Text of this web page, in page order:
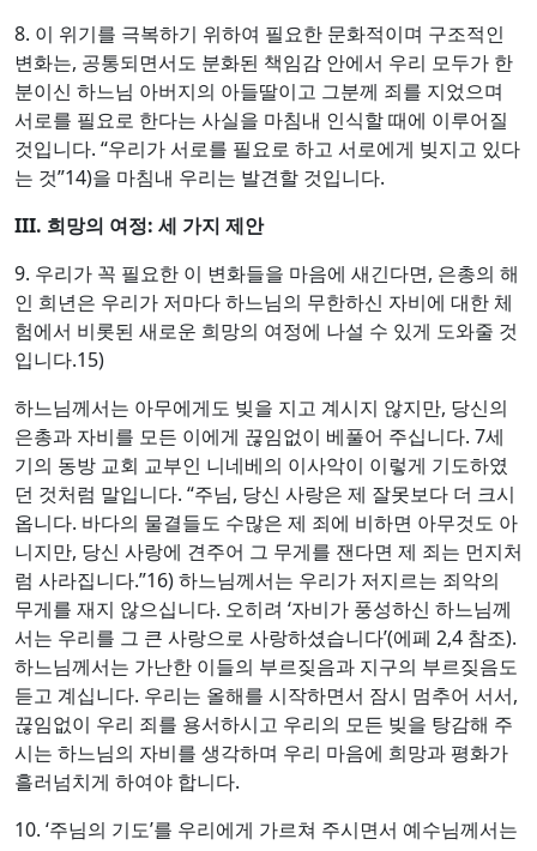
8. 이 위기를 극복하기 위하여 필요한 문화적이며 구조적인
변화는, 공통되면서도 분화된 책임감 안에서 우리 모두가 한
분이신 하느님 아버지의 아들딸이고 그분께 죄를 지었으며
서로를 필요로 한다는 사실을 마침내 인식할 때에 이루어질
것입니다. “우리가 서로를 필요로 하고 서로에게 빚지고 있다
는 것”14)을 마침내 우리는 발견할 것입니다.
III. 희망의 여정: 세 가지 제안
9. 우리가 꼭 필요한 이 변화들을 마음에 새긴다면, 은총의 해
인 희년은 우리가 저마다 하느님의 무한하신 자비에 대한 체
험에서 비롯된 새로운 희망의 여정에 나설 수 있게 도와줄 것
입니다.15)
하느님께서는 아무에게도 빚을 지고 계시지 않지만, 당신의
은총과 자비를 모든 이에게 끊임없이 베풀어 주십니다. 7세
기의 동방 교회 교부인 니네베의 이사악이 이렇게 기도하였
던 것처럼 말입니다. “주님, 당신 사랑은 제 잘못보다 더 크시
옵니다. 바다의 물결들도 수많은 제 죄에 비하면 아무것도 아
니지만, 당신 사랑에 견주어 그 무게를 잰다면 제 죄는 먼지처
럼 사라집니다.”16) 하느님께서는 우리가 저지르는 죄악의
무게를 재지 않으십니다. 오히려 ‘자비가 풍성하신 하느님께
서는 우리를 그 큰 사랑으로 사랑하셨습니다’(에페 2,4 참조).
하느님께서는 가난한 이들의 부르짖음과 지구의 부르짖음도
듣고 계십니다. 우리는 올해를 시작하면서 잠시 멈추어 서서,
끊임없이 우리 죄를 용서하시고 우리의 모든 빚을 탕감해 주
시는 하느님의 자비를 생각하며 우리 마음에 희망과 평화가
흘러넘치게 하여야 합니다.
10. ‘주님의 기도’를 우리에게 가르쳐 주시면서 예수님께서는